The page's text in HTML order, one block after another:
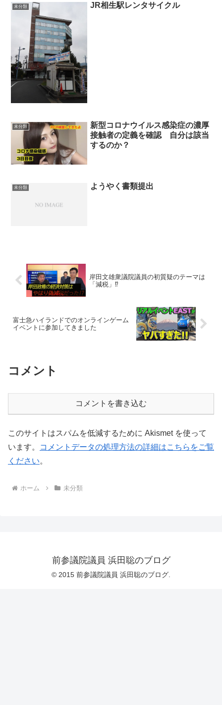
未分類 JR相生駅レンタサイクル
未分類
新型コロナウイルス感染症の濃厚
接触者の定義を確認 自分は該当
するのか？
未分類 ようやく書類提出
岸田文雄衆議院議員の初質疑のテーマは
「減税」⁉
富士急ハイランドでのオンラインゲーム
イベントに参加してきました
コメント
コメントを書き込む
このサイトはスパムを低減するために Akismet を使って
います。
コメントデータの処理方法の詳細はこちらをご覧
ください。
ホーム 未分類
前参議院議員 浜田聡のブログ
© 2015 前参議院議員 浜田聡のブログ.